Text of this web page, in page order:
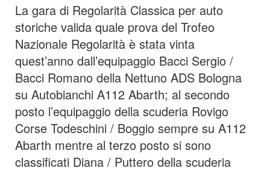
La gara di Regolarità Classica per auto
storiche valida quale prova del Trofeo
Nazionale Regolarità è stata vinta
quest’anno dall’equipaggio Bacci Sergio /
Bacci Romano della Nettuno ADS Bologna
su Autobianchi A112 Abarth; al secondo
posto l’equipaggio della scuderia Rovigo
Corse Todeschini / Boggio sempre su A112
Abarth mentre al terzo posto si sono
classificati Diana / Puttero della scuderia